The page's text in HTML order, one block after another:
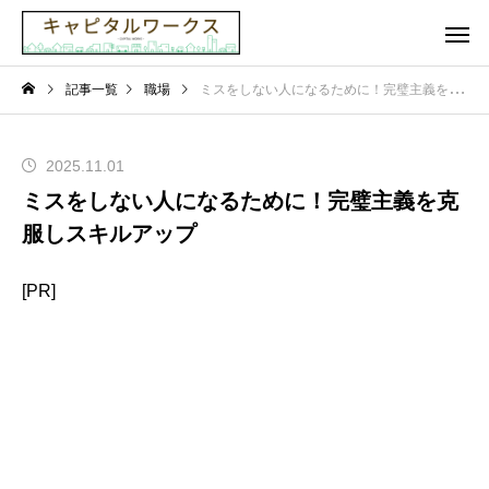
記事一覧 職場 ミスをしない人になるために！完璧主義を克服しスキルアップ
2025.11.01
ミスをしない人になるために！完璧主義を克
服しスキルアップ
[PR]